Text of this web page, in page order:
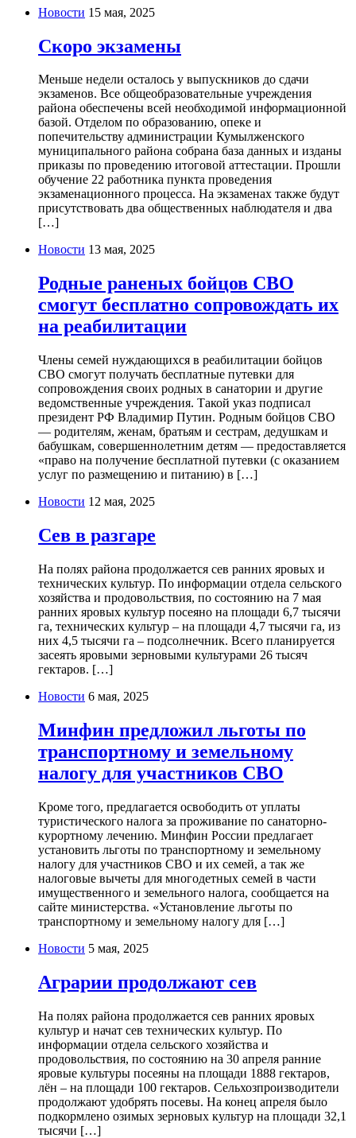
Новости 15 мая, 2025
Скоро экзамены
Меньше недели осталось у выпускников до сдачи
экзаменов. Все общеобразовательные учреждения
района обеспечены всей необходимой информационной
базой. Отделом по образованию, опеке и
попечительству администрации Кумылженского
муниципального района собрана база данных и изданы
приказы по проведению итоговой аттестации. Прошли
обучение 22 работника пункта проведения
экзаменационного процесса. На экзаменах также будут
присутствовать два общественных наблюдателя и два
[…]
Новости 13 мая, 2025
Родные раненых бойцов СВО
смогут бесплатно сопровождать их
на реабилитации
Члены семей нуждающихся в реабилитации бойцов
СВО смогут получать бесплатные путевки для
сопровождения своих родных в санатории и другие
ведомственные учреждения. Такой указ подписал
президент РФ Владимир Путин. Родным бойцов СВО
— родителям, женам, братьям и сестрам, дедушкам и
бабушкам, совершеннолетним детям — предоставляется
«право на получение бесплатной путевки (с оказанием
услуг по размещению и питанию) в […]
Новости 12 мая, 2025
Сев в разгаре
На полях района продолжается сев ранних яровых и
технических культур. По информации отдела сельского
хозяйства и продовольствия, по состоянию на 7 мая
ранних яровых культур посеяно на площади 6,7 тысячи
га, технических культур – на площади 4,7 тысячи га, из
них 4,5 тысячи га – подсолнечник. Всего планируется
засеять яровыми зерновыми культурами 26 тысяч
гектаров. […]
Новости 6 мая, 2025
Минфин предложил льготы по
транспортному и земельному
налогу для участников СВО
Кроме того, предлагается освободить от уплаты
туристического налога за проживание по санаторно-
курортному лечению. Минфин России предлагает
установить льготы по транспортному и земельному
налогу для участников СВО и их семей, а так же
налоговые вычеты для многодетных семей в части
имущественного и земельного налога, сообщается на
сайте министерства. «Установление льготы по
транспортному и земельному налогу для […]
Новости 5 мая, 2025
Аграрии продолжают сев
На полях района продолжается сев ранних яровых
культур и начат сев технических культур. По
информации отдела сельского хозяйства и
продовольствия, по состоянию на 30 апреля ранние
яровые культуры посеяны на площади 1888 гектаров,
лён – на площади 100 гектаров. Сельхозпроизводители
продолжают удобрять посевы. На конец апреля было
подкормлено озимых зерновых культур на площади 32,1
тысячи […]